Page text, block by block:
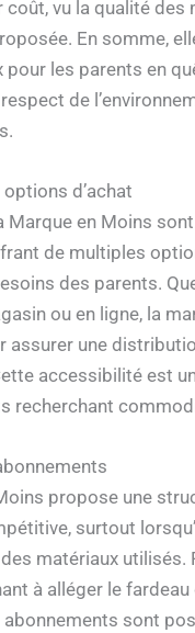
coût, vu la qualité des
En somme,
les parents en
de
d’achat
Marque en Moins
de multiples
des parents.
ou en ligne, la
assurer une
accessibilité est
recherchant
propose une
surtout
matériaux utilisés.
à alléger le fardeau
sont